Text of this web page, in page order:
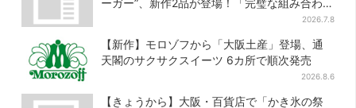
2026.7.8
【新作】モロゾフから「大阪土産」登場、通
天閣のサクサクスイーツ 6カ所で順次発売
2026.8.6
【きょうから】大阪・百貨店で「かき氷の祭